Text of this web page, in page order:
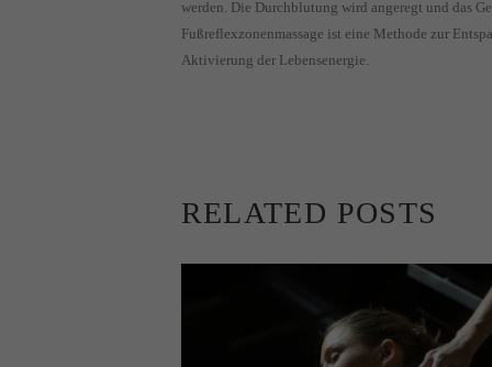
werden. Die Durchblutung wird angeregt und das
Fußreflexzonenmassage ist eine Methode zur
Aktivierung der Lebensenergie.
RELATED POSTS